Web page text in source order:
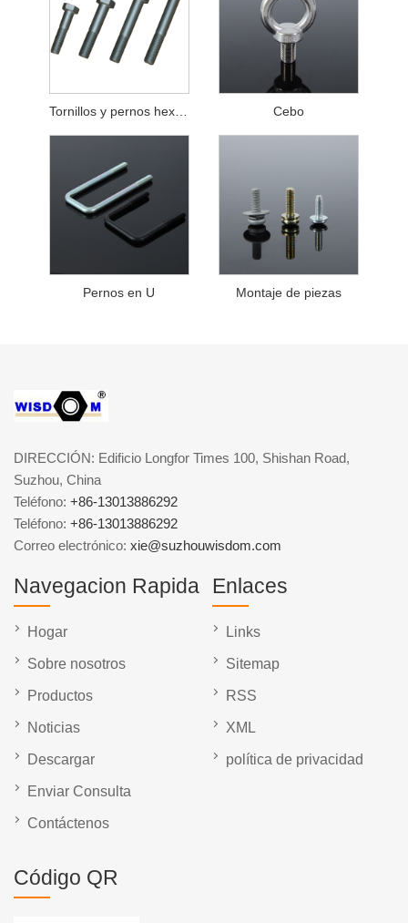
Tornillos y pernos hexagonales Cebo
Pernos en U Montaje de piezas
DIRECCIÓN: Edificio Longfor Times 100, Shishan Road,
Suzhou, China
Teléfono: +86-13013886292
Teléfono: +86-13013886292
Correo electrónico: xie@suzhouwisdom.com
Navegacion Rapida
Hogar
Sobre nosotros
Productos
Noticias
Descargar
Enviar Consulta
Contáctenos
Enlaces
Links
Sitemap
RSS
XML
política de privacidad
Código QR